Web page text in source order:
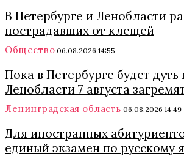
В Петербурге и Ленобласти
пострадавших от клещей
Общество 06.08.2026 14:55
Пока в Петербурге будет дуть
Ленобласти 7 августа
Ленинградская область 06.08.2026 14:49
Для иностранных
единый экзамен по русскому